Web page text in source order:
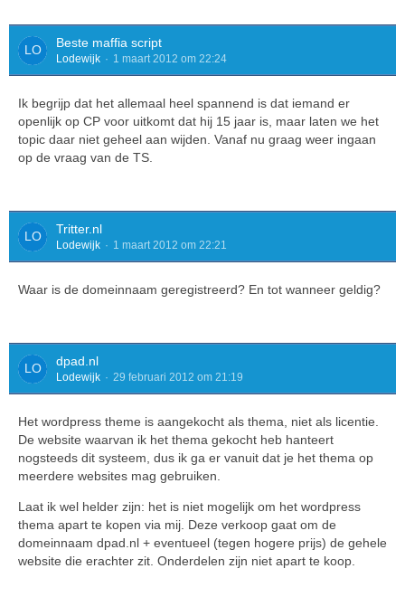
Beste maffia script
Lodewijk 1 maart 2012 om 22:24
Ik begrijp dat het allemaal heel spannend is dat iemand er
openlijk op CP voor uitkomt dat hij 15 jaar is, maar laten we het
topic daar niet geheel aan wijden. Vanaf nu graag weer ingaan
op de vraag van de TS.
Tritter.nl
Lodewijk 1 maart 2012 om 22:21
Waar is de domeinnaam geregistreerd? En tot wanneer geldig?
dpad.nl
Lodewijk 29 februari 2012 om 21:19
Het wordpress theme is aangekocht als thema, niet als licentie.
De website waarvan ik het thema gekocht heb hanteert
nogsteeds dit systeem, dus ik ga er vanuit dat je het thema op
meerdere websites mag gebruiken.
Laat ik wel helder zijn: het is niet mogelijk om het wordpress
thema apart te kopen via mij. Deze verkoop gaat om de
domeinnaam dpad.nl + eventueel (tegen hogere prijs) de gehele
website die erachter zit. Onderdelen zijn niet apart te koop.